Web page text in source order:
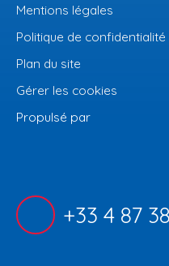
Mentions légales
Politique de confidentialité
Plan du site
Gérer les cookies
Propulsé par
+33 4 87